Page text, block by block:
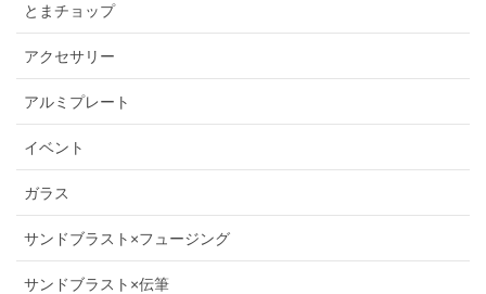
とまチョップ
アクセサリー
アルミプレート
イベント
ガラス
サンドブラスト×フュージング
サンドブラスト×伝筆